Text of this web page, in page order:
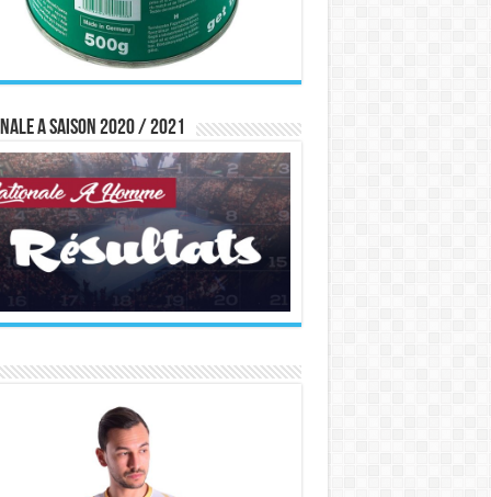
A saison 2020 / 2021